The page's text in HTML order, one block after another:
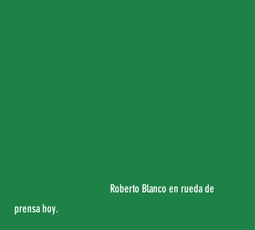
prensa hoy.